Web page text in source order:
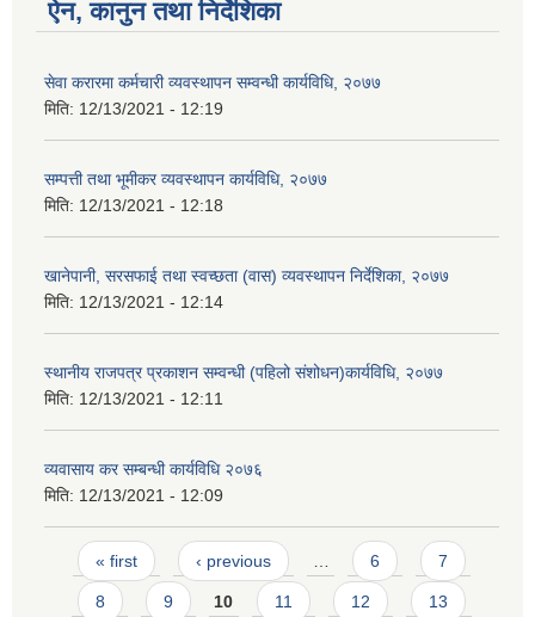
ऐन, कानुन तथा निर्देशिका
सेवा करारमा कर्मचारी व्यवस्थापन सम्वन्धी कार्यविधि, २०७७
मिति: 12/13/2021 - 12:19
सम्पत्ती तथा भूमीकर व्यवस्थापन कार्यविधि, २०७७
मिति: 12/13/2021 - 12:18
खानेपानी, सरसफाई तथा स्वच्छता (वास) व्यवस्थापन निर्देशिका, २०७७
मिति: 12/13/2021 - 12:14
स्थानीय राजपत्र प्रकाशन सम्वन्धी (पहिलो संशोधन)कार्यविधि, २०७७
मिति: 12/13/2021 - 12:11
व्यवासाय कर सम्बन्धी कार्यविधि २०७६
मिति: 12/13/2021 - 12:09
Pages
« first ‹ previous 6 7
8 9 10 11 12 13